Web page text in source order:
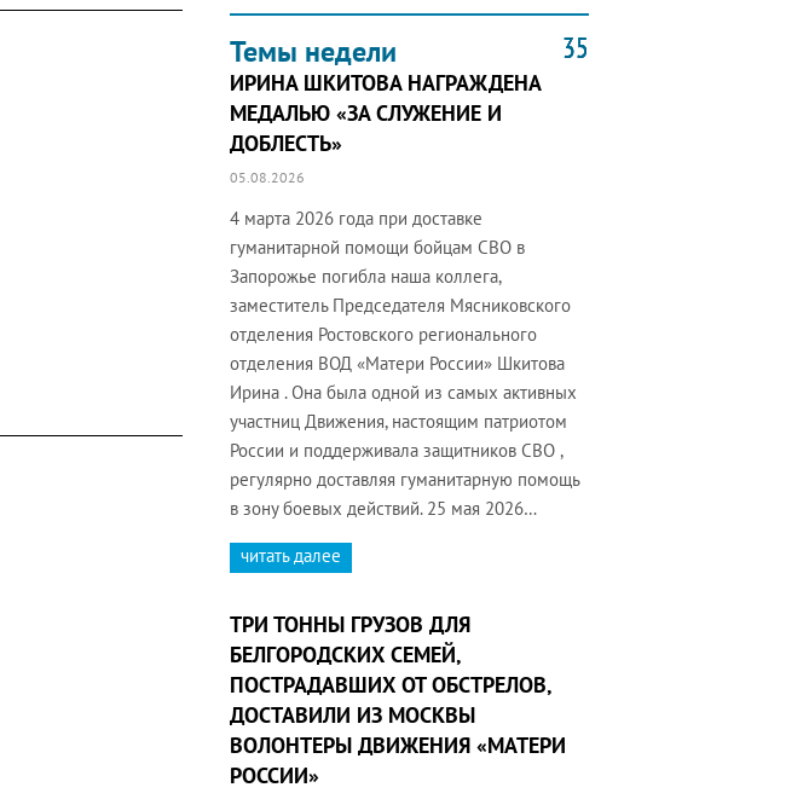
Темы недели 35
ИРИНА ШКИТОВА НАГРАЖДЕНА
МЕДАЛЬЮ «ЗА СЛУЖЕНИЕ И
ДОБЛЕСТЬ»
05.08.2026
4 марта 2026 года при доставке
гуманитарной помощи бойцам СВО в
Запорожье погибла наша коллега,
заместитель Председателя Мясниковского
отделения Ростовского регионального
отделения ВОД «Матери России» Шкитова
Ирина . Она была одной из самых активных
участниц Движения, настоящим патриотом
России и поддерживала защитников СВО ,
регулярно доставляя гуманитарную помощь
в зону боевых действий. 25 мая 2026…
читать далее
35
ТРИ ТОННЫ ГРУЗОВ ДЛЯ
БЕЛГОРОДСКИХ СЕМЕЙ,
ПОСТРАДАВШИХ ОТ ОБСТРЕЛОВ,
ДОСТАВИЛИ ИЗ МОСКВЫ
ВОЛОНТЕРЫ ДВИЖЕНИЯ «МАТЕРИ
РОССИИ»
35